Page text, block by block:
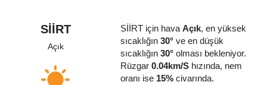
SİİRT
Açık
SİİRT için hava Açık, en yüksek
sıcaklığın 30°ve en düşük
sıcaklığın 30°olması bekleniyor.
Rüzgar 0.04km/Shızında, nem
oranı ise 15%civarında.